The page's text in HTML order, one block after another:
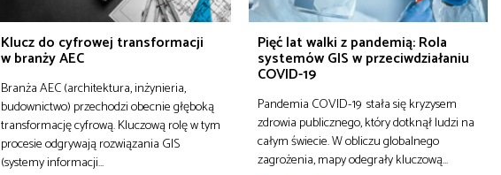
Klucz do cyfrowej transformacji
w branży AEC
Branża AEC (architektura, inżynieria,
budownictwo) przechodzi obecnie głęboką
transformację cyfrową. Kluczową rolę w tym
procesie odgrywają rozwiązania GIS
(systemy informacji…
Pięć lat walki z pandemią: Rola
systemów GIS w przeciwdziałaniu
COVID-19
Pandemia COVID-19 stała się kryzysem
zdrowia publicznego, który dotknął ludzi na
całym świecie. W obliczu globalnego
zagrożenia, mapy odegrały kluczową…